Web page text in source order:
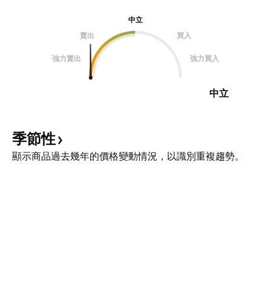
中立
賣出
買入
強力賣出 強力買入
中立
季節性
顯示商品過去幾年的價格變動情況，以識別重複趨勢。